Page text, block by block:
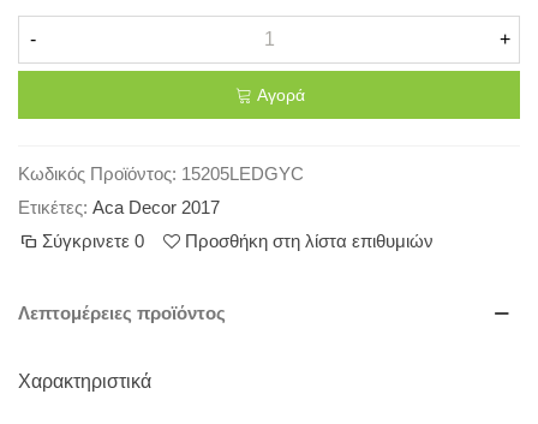
- +
Αγορά
Κωδικός Προϊόντος: 15205LEDGYC
Ετικέτες: Aca Decor 2017
Σύγκρινετε 0 Προσθήκη στη λίστα επιθυμιών
Λεπτομέρειες προϊόντος
Χαρακτηριστικά